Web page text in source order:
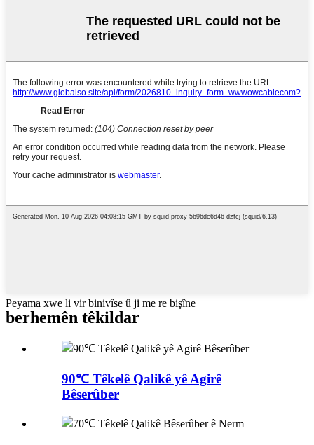
Peyama xwe li vir binivîse û ji me re bişîne
berhemên têkildar
90℃ Têkelê Qalikê yê Agirê
Bêserûber